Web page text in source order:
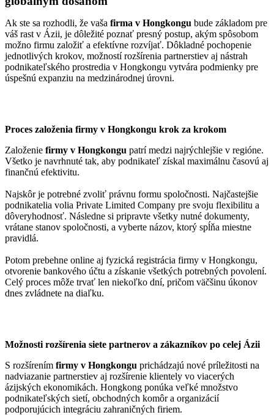
Ak ste sa rozhodli, že vaša firma v Hongkongu bude základom pre
váš rast v Ázii, je dôležité poznať presný postup, akým spôsobom
možno firmu založiť a efektívne rozvíjať. Dôkladné pochopenie
jednotlivých krokov, možností rozšírenia partnerstiev aj nástrah
podnikateľského prostredia v Hongkongu vytvára podmienky pre
úspešnú expanziu na medzinárodnej úrovni.
Proces založenia firmy v Hongkongu krok za krokom
Založenie firmy v Hongkongu patrí medzi najrýchlejšie v regióne.
Všetko je navrhnuté tak, aby podnikateľ získal maximálnu časovú aj
finančnú efektivitu.
Najskôr je potrebné zvoliť právnu formu spoločnosti. Najčastejšie
podnikatelia volia Private Limited Company pre svoju flexibilitu a
dôveryhodnosť. Následne si pripravte všetky nutné dokumenty,
vrátane stanov spoločnosti, a vyberte názov, ktorý spĺňa miestne
pravidlá.
Potom prebehne online aj fyzická registrácia firmy v Hongkongu,
otvorenie bankového účtu a získanie všetkých potrebných povolení.
Celý proces môže trvať len niekoľko dní, pričom väčšinu úkonov
dnes zvládnete na diaľku.
Možnosti rozšírenia siete partnerov a zákazníkov po celej Ázii
S rozšírením firmy v Hongkongu prichádzajú nové príležitosti na
nadviazanie partnerstiev aj rozšírenie klientely vo viacerých
ázijských ekonomikách. Hongkong ponúka veľké množstvo
podnikateľských sietí, obchodných komôr a organizácií
podporujúcich integráciu zahraničných firiem.